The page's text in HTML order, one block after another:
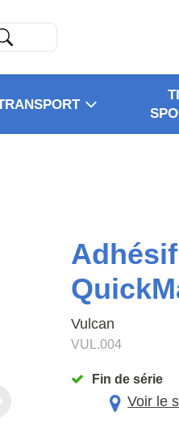
Vulcan
VUL.004
Fin de série
Voir le